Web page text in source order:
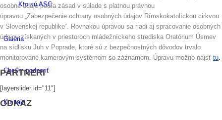
Kto sú ASC
Galéria
Chc€m podporiť
Kontakt
osobné údaje podľa zásad v súlade s platnou právnou
úpravou „Zabezpečenie ochrany osobných údajov Rímskokatolíckou cirkvou
v Slovenskej republike“. Rovnakou úpravou sa riadi aj spracovanie osobných
údajov získaných v priestoroch mládežníckeho strediska Oratórium Úsmev
na sídlisku Juh v Poprade, ktoré sú z bezpečnostných dôvodov trvalo
monitorované kamerovým systémom so záznamom. Úpravu možno nájsť tu
PARTNERI
[layerslider id="11"]
ODKAZ